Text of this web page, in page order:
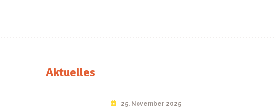
Aktuelles
25. November 2025